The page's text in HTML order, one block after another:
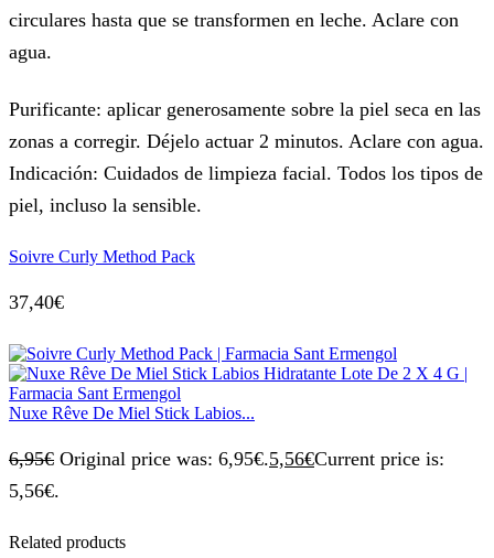
circulares hasta que se transformen en leche. Aclare con
agua.
Purificante: aplicar generosamente sobre la piel seca en las
zonas a corregir. Déjelo actuar 2 minutos. Aclare con agua.
Indicación: Cuidados de limpieza facial. Todos los tipos de
piel, incluso la sensible.
Soivre Curly Method Pack
37,40€
Nuxe Rêve De Miel Stick Labios...
6,95€ Original price was: 6,95€.5,56€Current price is:
5,56€.
Related products